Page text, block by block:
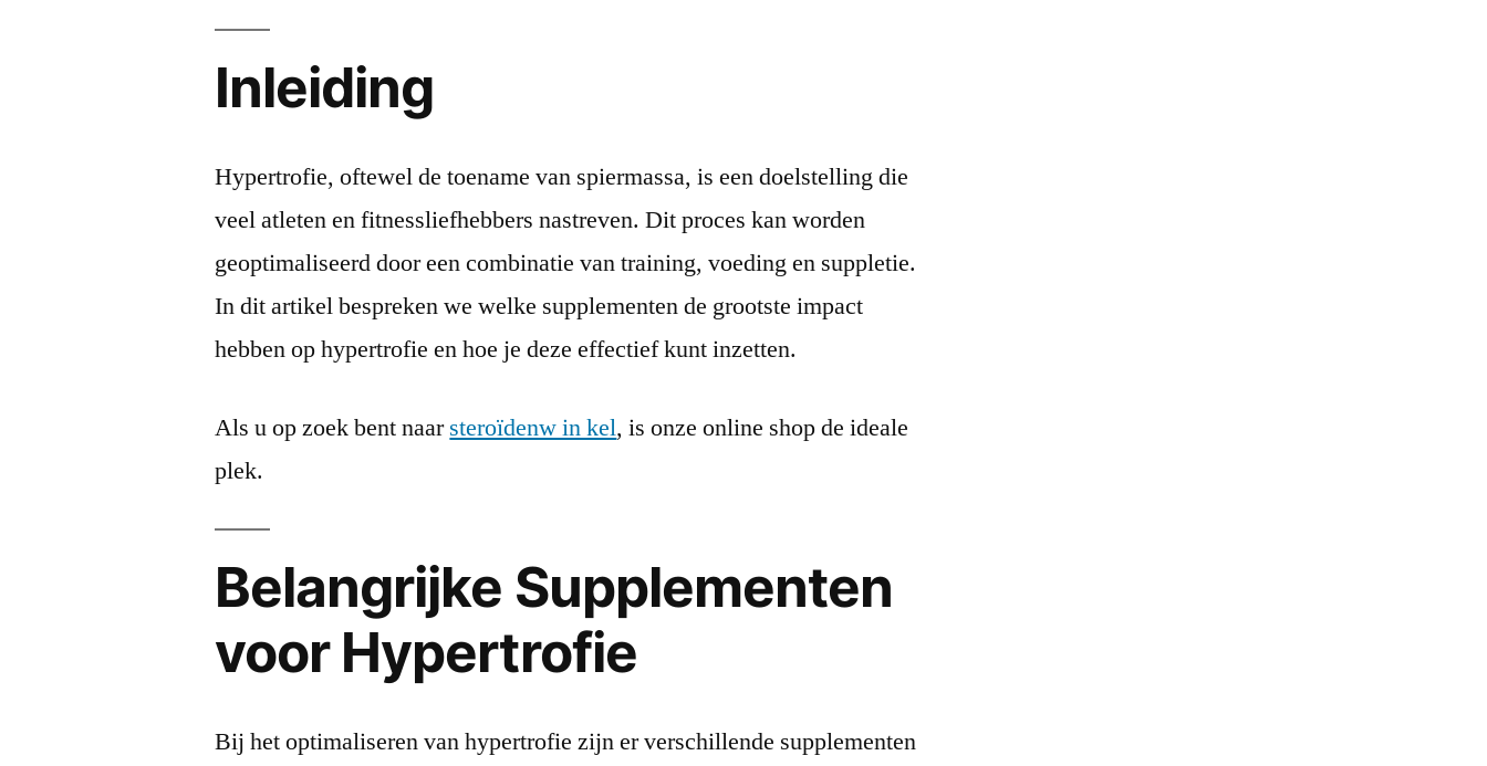
Inleiding
Hypertrofie, oftewel de toename van spiermassa, is een doelstelling die
veel atleten en fitnessliefhebbers nastreven. Dit proces kan worden
geoptimaliseerd door een combinatie van training, voeding en suppletie.
In dit artikel bespreken we welke supplementen de grootste impact
hebben op hypertrofie en hoe je deze effectief kunt inzetten.
Als u op zoek bent naarsteroïdenw in kel, is onze online shop de ideale
plek.
Belangrijke Supplementen
voor Hypertrofie
Bij het optimaliseren van hypertrofie zijn er verschillende supplementen